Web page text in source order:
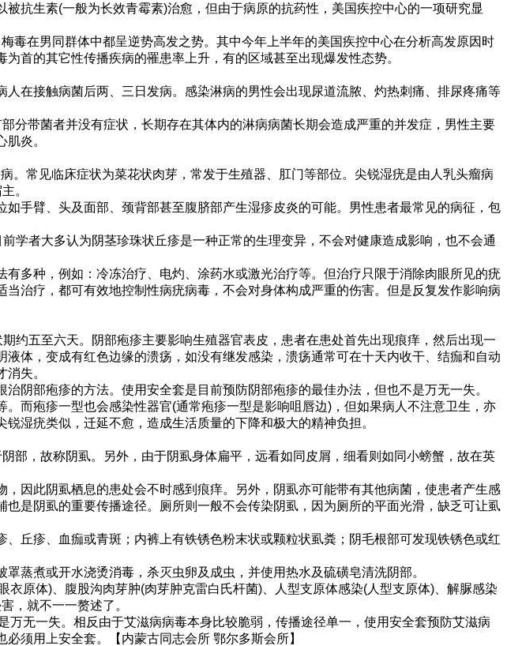
抗生素(一般为长效青霉素)治愈，但由于病原的抗药性，美国疾控中心的一项研究显
在男同群体中都呈逆势高发之势。其中今年上半年的美国疾控中心在分析高发原因时
首的其它性传播疾病的罹患率上升，有的区域甚至出现爆发性态势。
在接触病菌后两、三日发病。感染淋病的男性会出现尿道流脓、灼热刺痛、排尿疼痛等
带菌者并没有症状，长期存在其体内的淋病病菌长期会造成严重的并发症，男性主要
炎。
常见临床症状为菜花状肉芽，常发于生殖器、肛门等部位。尖锐湿疣是由人乳头瘤病
。
手臂、头及面部、颈背部甚至腹脐部产生湿疹皮炎的可能。男性患者最常见的病征，包
者大多认为阴茎珍珠状丘疹是一种正常的生理变异，不会对健康造成影响，也不会通
多种，例如：冷冻治疗、电灼、涂药水或激光治疗等。但治疗只限于消除肉眼所见的疣
治疗，都可有效地控制性病疣病毒，不会对身体构成严重的伤害。但是反复发作影响病
约五至六天。阴部疱疹主要影响生殖器官表皮，患者在患处首先出现痕痒，然后出现一
体，变成有红色边缘的溃疡，如没有继发感染，溃疡通常可在十天内收干、结痂和自动
失。
阴部疱疹的方法。使用安全套是目前预防阴部疱疹的最佳办法，但也不是万无一失。
而疱疹一型也会感染性器官(通常疱疹一型是影响咀唇边)，但如果病人不注意卫生，亦
湿疣类似，迁延不愈，造成生活质量的下降和极大的精神负担。
，故称阴虱。另外，由于阴虱身体扁平，远看如同皮屑，细看则如同小螃蟹，故在英
因此阴虱栖息的患处会不时感到痕痒。另外，阴虱亦可能带有其他病菌，使患者产生感
是阴虱的重要传播途径。厕所则一般不会传染阴虱，因为厕所的平面光滑，缺乏可让虱
丘疹、血痂或青斑；内裤上有铁锈色粉末状或颗粒状虱粪；阴毛根部可发现铁锈色或红
蒸煮或开水浇烫消毒，杀灭虫卵及成虫，并使用热水及硫磺皂清洗阴部。
原体)、腹股沟肉芽肿(肉芽肿克雷白氏杆菌)、人型支原体感染(人型支原体)、解脲感染
，就不一一赘述了。
无一失。相反由于艾滋病病毒本身比较脆弱，传播途径单一，使用安全套预防艾滋病
须用上安全套。【内蒙古同志会所 鄂尔多斯会所】